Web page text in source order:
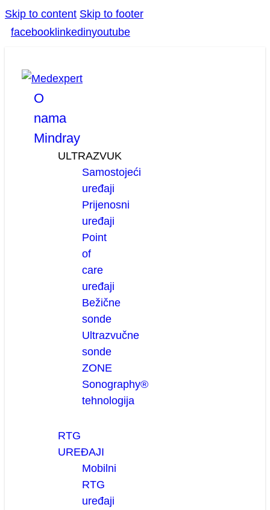
Skip to content Skip to footer
facebook linkedinyoutube
O
nama
Mindray
ULTRAZVUK
Samostojeći
uređaji
Prijenosni
uređaji
Point
of
care
uređaji
Bežične
sonde
Ultrazvučne
sonde
ZONE
Sonography®
tehnologija
RTG
UREĐAJI
Mobilni
RTG
uređaji